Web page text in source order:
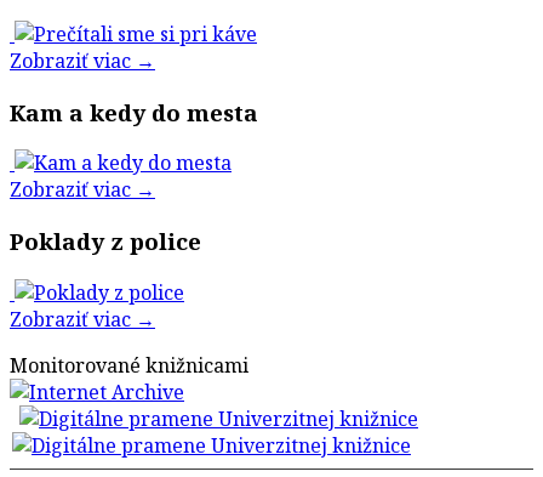
Zobraziť viac →
Kam a kedy do mesta
Zobraziť viac →
Poklady z police
Zobraziť viac →
Monitorované knižnicami